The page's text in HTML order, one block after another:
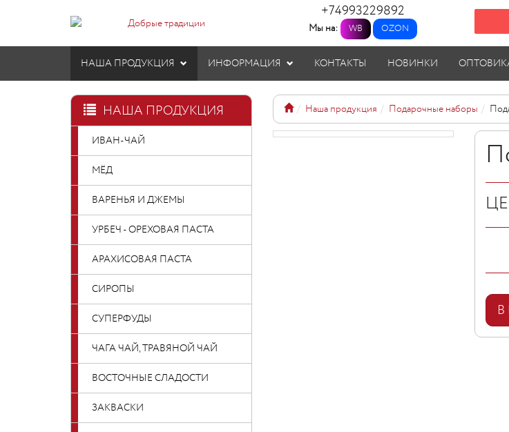
+74993229892
Мы на: WB OZON
НАША ПРОДУКЦИЯ ИНФОРМАЦИЯ КОНТАКТЫ НОВИНКИ
НАША ПРОДУКЦИЯ
ИВАН-ЧАЙ
МЁД
ВАРЕНЬЯ И ДЖЕМЫ
УРБЕЧ - ОРЕХОВАЯ ПАСТА
АРАХИСОВАЯ ПАСТА
СИРОПЫ
СУПЕРФУДЫ
ЧАГА ЧАЙ, ТРАВЯНОЙ ЧАЙ
ВОСТОЧНЫЕ СЛАДОСТИ
ЗАКВАСКИ
Наша продукция Подарочные наборы